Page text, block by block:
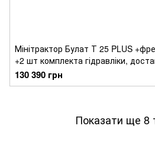
Мінітрактор Булат Т 25 PLUS
+2 шт комплекта гідравліки,
Мототрактор Т25.
130 390 грн
Показати ще 8